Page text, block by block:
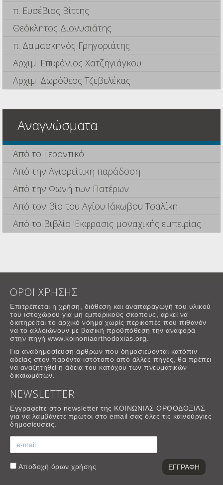
π. Ευσέβιος Βίττης
Θεόκλητος Διονυσιάτης
π. Δαμασκηνός Γρηγοριάτης
Αρχιμ. Επιφάνιος Χατζηγιάγκου
Αρχιμ. Δωρόθεος Τζεβελέκας
Αναγνώσματα
Από το Γεροντικό
Από την Αγιορείτικη παράδοση
Από την Φωνή των Πατέρων
Από τον βίο του Αγίου Ιάκωβου Τσαλίκη
Από το βιβλίο 'Εκφρασις μοναχικής εμπειρίας
ΟΡΟΙ ΧΡΗΣΗΣ
Επιτρέπεται η χρήση, διάθεση και αναπαραγωγή του υλικού
του ιστοχώρου για μη εμπορικούς σκοπους, αρκεί να
διατηρείται το αρχικό νόημα χωρίς περικοπές που πιθανόν
να το αλλοιώνουν με βασική προϋπόθεση την αναφορά
στην πηγή www.koinoniaorthodoxias.org.
Για αναδημοσίευση άρθρων που δημοσιεύονται κατόπιν
αδείας στον παρόντα ιστότοπο από άλλες πηγές, θα πρέπει
να αναζητηθεί η άδεια του κατόχου των πνευματικών
δικαιωμάτων.
NEWSLETTER
Εγγραφείτε στο newsletter της ΚΟΙΝΩΝΙΑΣ ΟΡΘΟΔΟΞΙΑΣ
για να λαμβάνετε πρώτοι στο email σας όλες τις καινούργιες
δημοσίευσεις.
Αποδοχή όρων χρήσης